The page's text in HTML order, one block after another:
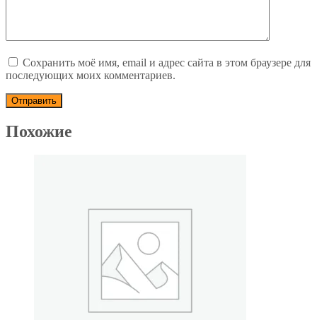
Сохранить моё имя, email и адрес сайта в этом браузере для
последующих моих комментариев.
Похожие